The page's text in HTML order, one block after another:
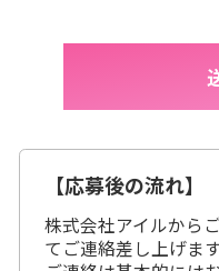
【応募後の流れ】
株式会社アイルから
てご連絡差し上げます